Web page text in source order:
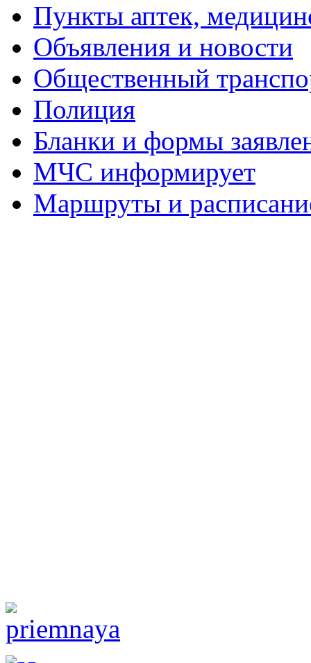
Пункты аптек,
Объявления и новости
Общественный
Полиция
Бланки и формы
МЧС информирует
Маршруты и